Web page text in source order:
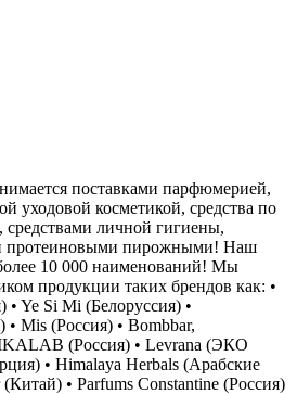
поставками парфюмерией,
уходовой косметикой, средства по
средствами личной гигиены,
протеиновыми пирожными! Наш
10 000 наименований! Мы
продукции таких брендов как: •
• Ye Si Mi (Белоруссия) •
• Mis (Россия) • Bombbar,
(Россия) • Levrana (ЭКО
• Himalaya Herbals (Арабские
• Parfums Constantine (Россия)